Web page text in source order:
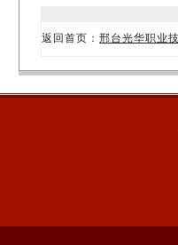
返回首页： 邢台光华职业